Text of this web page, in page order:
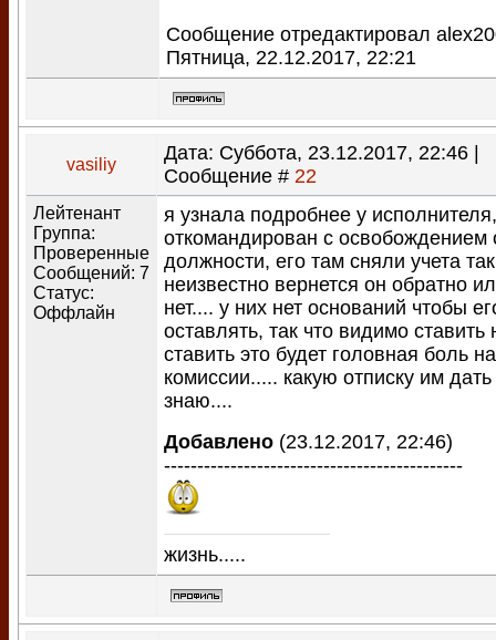
Сообщение отредактировал
Пятница, 22.12.2017, 22:21
vasiliy
Дата: Суббота, 23.12.2017, 22:46 |
Сообщение # 22
Лейтенант
Группа:
Проверенные
Сообщений: 7
Статус:
Оффлайн
я узнала подробнее у
откомандирован с освобождением
должности, его там сняли учета
неизвестно вернется он обратно
нет.... у них нет оснований чтобы
оставлять, так что видимо ставить
ставить это будет головная боль
комиссии..... какую отписку им
знаю....
Добавлено (23.12.2017, 22:46)
---------------------------------------------
жизнь.....